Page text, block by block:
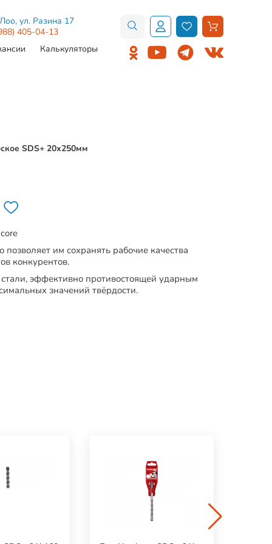
ул. Разина 17
405-04-13
Калькуляторы
SDS+ 20х250мм
им сохранять рабочие качества
конкурентов.
эффективно противостоящей ударным
значений твёрдости.